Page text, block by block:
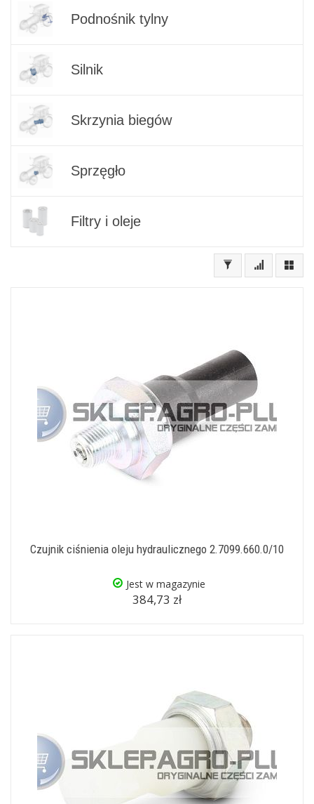
Podnośnik tylny
Silnik
Skrzynia biegów
Sprzęgło
Filtry i oleje
Czujnik ciśnienia oleju hydraulicznego 2.7099.660.0/10
Jest w magazynie
384,73 zł